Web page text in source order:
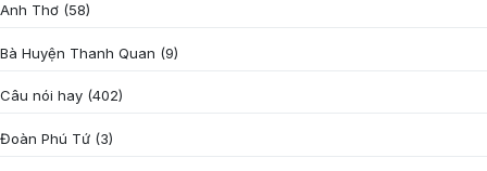
Anh Thơ (58)
Bà Huyện Thanh Quan (9)
Câu nói hay (402)
Đoàn Phú Tứ (3)